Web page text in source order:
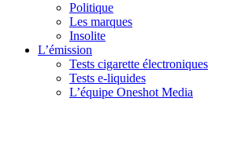
Politique
Les marques
Insolite
L’émission
Tests cigarette électroniques
Tests e-liquides
L’équipe Oneshot Media